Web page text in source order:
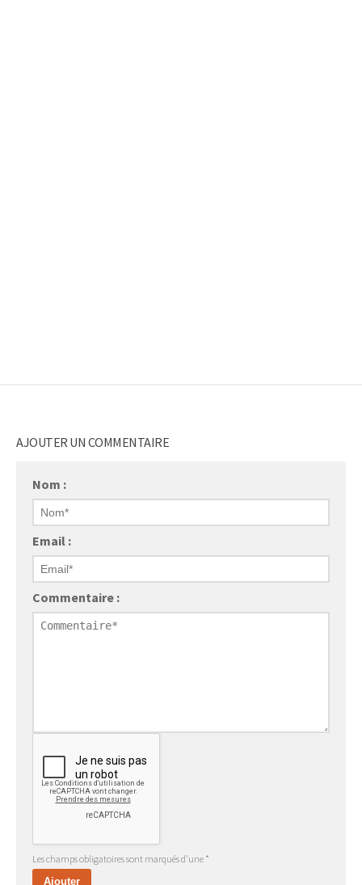
AJOUTER UN COMMENTAIRE
Nom :
Email :
Commentaire :
Les champs obligatoires sont marqués d'une *